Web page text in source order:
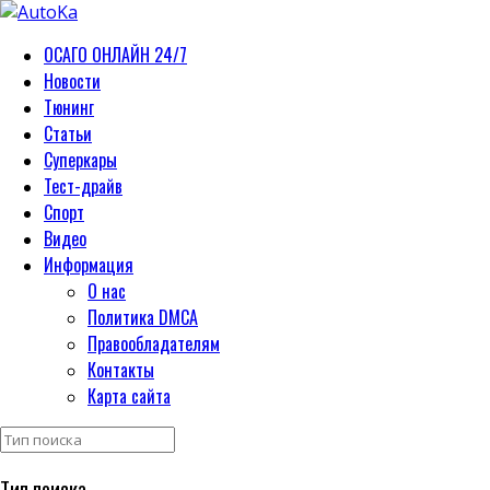
ОСАГО ОНЛАЙН 24/7
Новости
Тюнинг
Статьи
Суперкары
Тест-драйв
Спорт
Видео
Информация
О нас
Политика DMCA
Правообладателям
Контакты
Карта сайта